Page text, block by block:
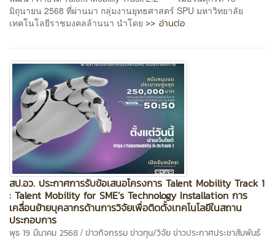
มิถุนายน 2568 ที่ผ่านมา กลุ่มงานยุทธศาสตร์ SPU มหาวิทยาลัย
เทคโนโลยีราชมงคลล้านนา นำโดย >> อ่านต่อ
สป.อว. ประกาศการรับข้อเสนอโครงการ Talent Mobility Track 1
: Talent Mobility for SME’s Technology Installation การ
เคลื่อนย้ายบุคลากรด้านการวิจัยเพื่อติดตั้งเทคโนโลยีในสถาน
ประกอบการ
พุธ 19 มีนาคม 2568 / ข่าวกิจกรรมข่าวทุน/วิจัยข่าวประกาศประชาสัมพันธ์